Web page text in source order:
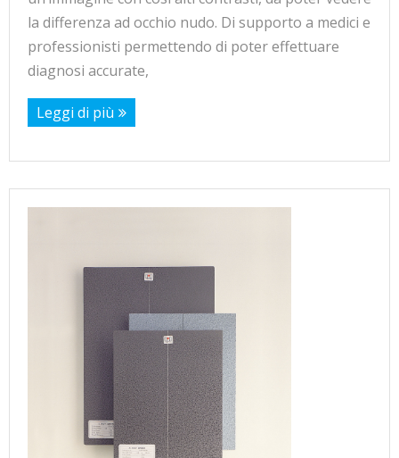
la differenza ad occhio nudo. Di supporto a medici e
professionisti permettendo di poter effettuare
diagnosi accurate,
Leggi di più